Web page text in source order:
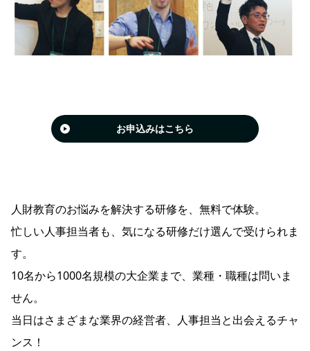
お申込みはこちら
人財教育のお悩みを解決する研修を、無料で体験。
忙しい人事担当者も、気になる研修だけ選んで受けられま
す。
10名から1000名規模の大企業まで、業種・職種は問いま
せん。
当日はさまざまな業界の経営者、人事担当と出会えるチャ
ンス！